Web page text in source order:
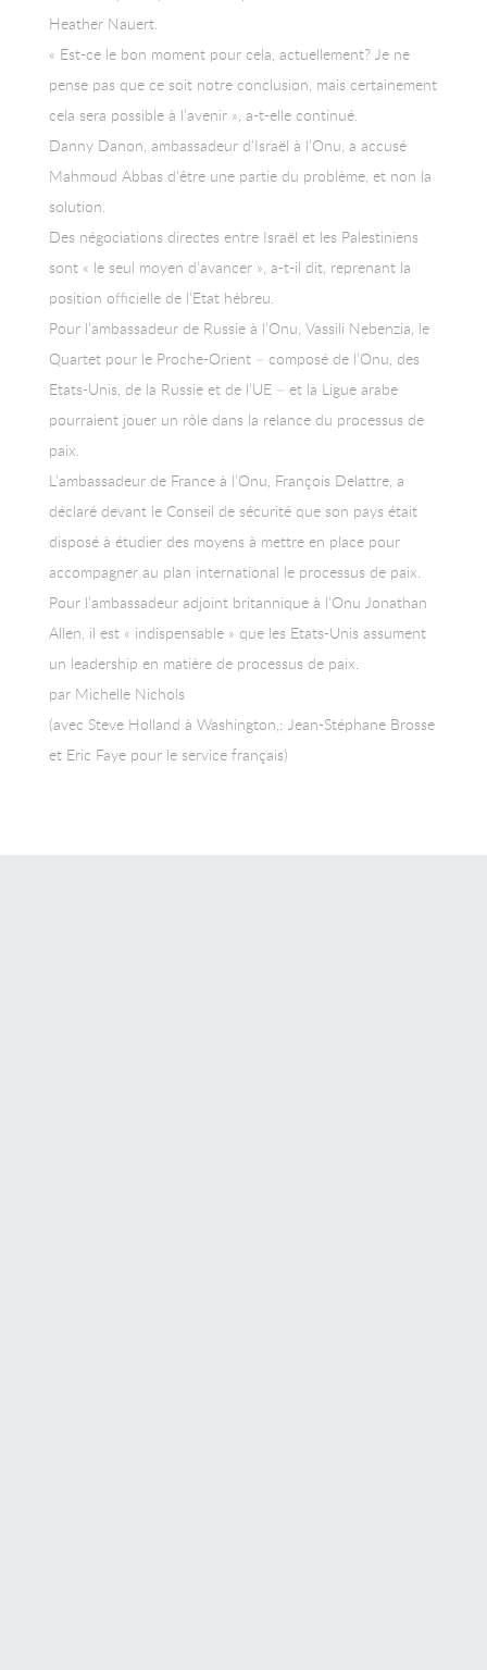
Heather Nauert.
« Est-ce le bon moment pour cela, actuellement? Je ne
pense pas que ce soit notre conclusion, mais certainement
cela sera possible à l’avenir », a-t-elle continué.
Danny Danon, ambassadeur d’Israël à l’Onu, a accusé
Mahmoud Abbas d’être une partie du problème, et non la
solution.
Des négociations directes entre Israël et les Palestiniens
sont « le seul moyen d’avancer », a-t-il dit, reprenant la
position officielle de l’Etat hébreu.
Pour l’ambassadeur de Russie à l’Onu, Vassili Nebenzia, le
Quartet pour le Proche-Orient – composé de l’Onu, des
Etats-Unis, de la Russie et de l’UE – et la Ligue arabe
pourraient jouer un rôle dans la relance du processus de
paix.
L’ambassadeur de France à l’Onu, François Delattre, a
déclaré devant le Conseil de sécurité que son pays était
disposé à étudier des moyens à mettre en place pour
accompagner au plan international le processus de paix.
Pour l’ambassadeur adjoint britannique à l’Onu Jonathan
Allen, il est « indispensable » que les Etats-Unis assument
un leadership en matière de processus de paix.
par Michelle Nichols
(avec Steve Holland à Washington,; Jean-Stéphane Brosse
et Eric Faye pour le service français)